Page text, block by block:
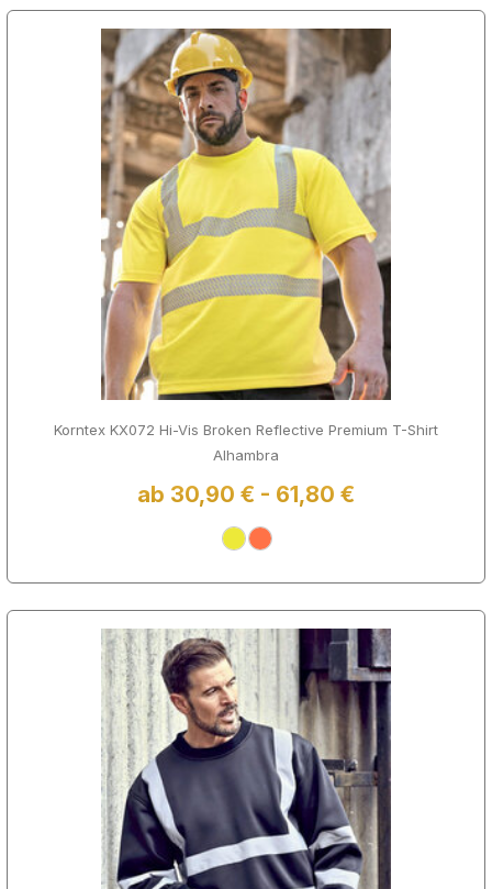
Korntex KX072 Hi-Vis Broken Reflective Premium T-Shirt
Alhambra
ab 30,90 € - 61,80 €